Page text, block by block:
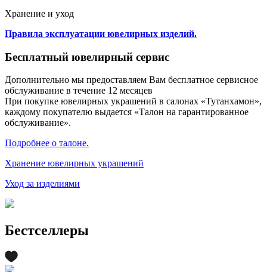
Хранение и уход
Правила эксплуатации ювелирных изделий.
Бесплатный ювелирный сервис
Дополнительно мы предоставляем Вам бесплатное сервисное
обслуживание в течение 12 месяцев
При покупке ювелирных украшений в салонах «Тутанхамон»,
каждому покупателю выдается «Талон на гарантированное
обслуживание».
Подробнее о талоне.
Хранение ювелирных украшений
Уход за изделиями
Бестселлеры